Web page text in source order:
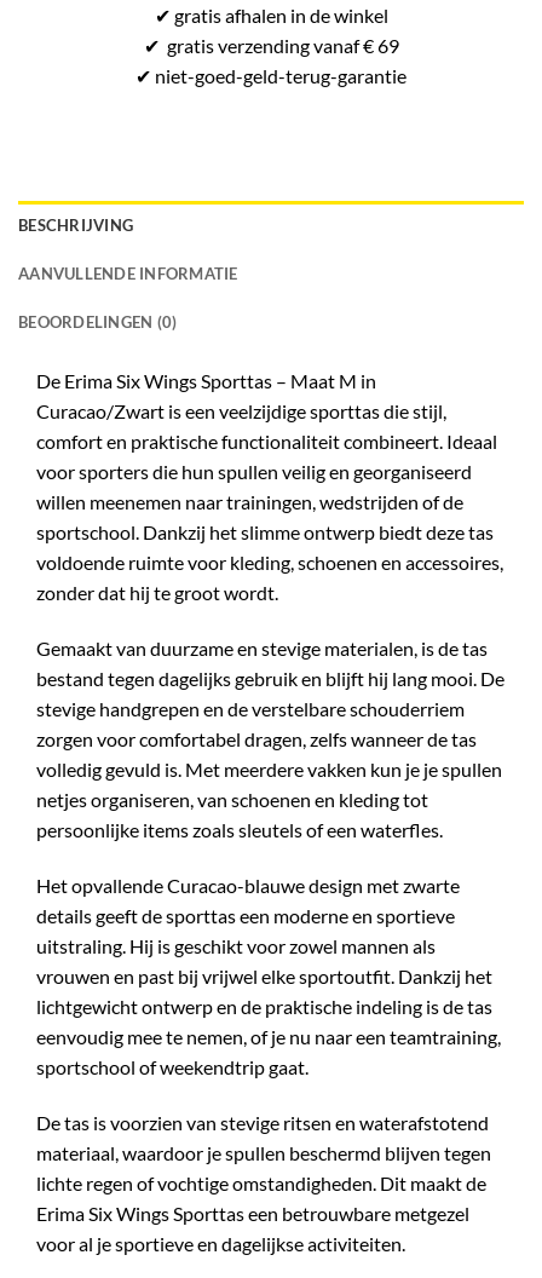
✔ gratisafhalen in de winkel
✔ gratisverzending vanaf € 69
✔ niet-goed-geld-terug-garantie
BESCHRIJVING
AANVULLENDE INFORMATIE
BEOORDELINGEN (0)
De Erima Six Wings Sporttas – Maat M in
Curacao/Zwart is een veelzijdige sporttas die stijl,
comfort en praktische functionaliteit combineert. Ideaal
voor sporters die hun spullen veilig en georganiseerd
willen meenemen naar trainingen, wedstrijden of de
sportschool. Dankzij het slimme ontwerp biedt deze tas
voldoende ruimte voor kleding, schoenen en accessoires,
zonder dat hij te groot wordt.
Gemaakt van duurzame en stevige materialen, is de tas
bestand tegen dagelijks gebruik en blijft hij lang mooi. De
stevige handgrepen en de verstelbare schouderriem
zorgen voor comfortabel dragen, zelfs wanneer de tas
volledig gevuld is. Met meerdere vakken kun je je spullen
netjes organiseren, van schoenen en kleding tot
persoonlijke items zoals sleutels of een waterfles.
Het opvallende Curacao-blauwe design met zwarte
details geeft de sporttas een moderne en sportieve
uitstraling. Hij is geschikt voor zowel mannen als
vrouwen en past bij vrijwel elke sportoutfit. Dankzij het
lichtgewicht ontwerp en de praktische indeling is de tas
eenvoudig mee te nemen, of je nu naar een teamtraining,
sportschool of weekendtrip gaat.
De tas is voorzien van stevige ritsen en waterafstotend
materiaal, waardoor je spullen beschermd blijven tegen
lichte regen of vochtige omstandigheden. Dit maakt de
Erima Six Wings Sporttas een betrouwbare metgezel
voor al je sportieve en dagelijkse activiteiten.